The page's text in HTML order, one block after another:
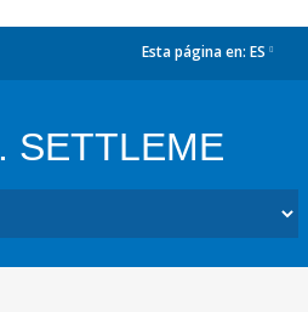
Esta página en: ES
SETTLEME